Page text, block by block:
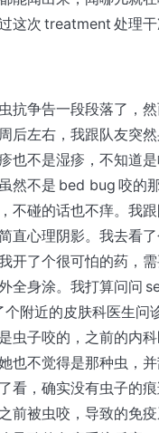
这次 treatment 处理干
抗争告一段段落了，
后左右，我跟队友突
也不是湿疹，不知道
然不是 bed bug 咬的
不碰的话也不痒。我
直心理阴影。我去看
开了个很可怕的药，
全身涂。我打算问问
附近的皮肤科医生问
虫子咬的，之前的内
也不觉得是那种虫，
看，确实没有虫子的
前被虫咬，导致的免